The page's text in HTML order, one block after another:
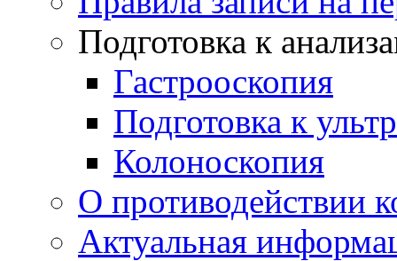
Подготовка к
Гастрооскопия
Подготовка к
Колоноскопия
О противодействии
Актуальная